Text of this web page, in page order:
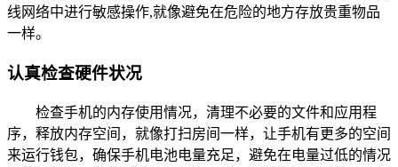
线网络中进行敏感操作,就像避免在危险的地方存放贵重物品
一样。
认真检查硬件状况
检查手机的内存使用情况，清理不必要的文件和应用程
序，释放内存空间，就像打扫房间一样，让手机有更多的空间
来运行钱包，确保手机电池电量充足，避免在电量过低的情况